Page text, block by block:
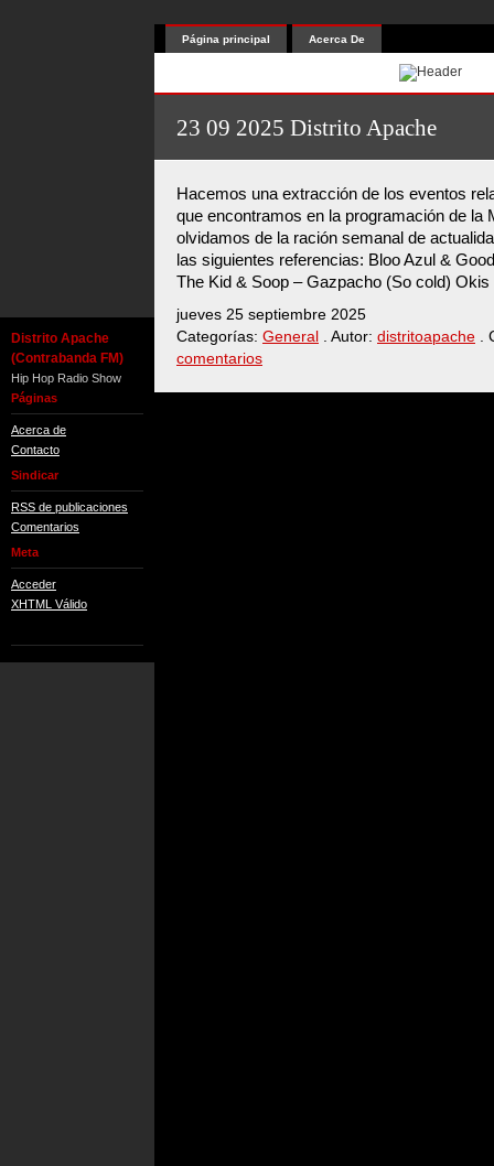
Distrito Apache
(Contrabanda FM)
Hip Hop Radio Show
Páginas
Acerca de
Contacto
Sindicar
RSS de publicaciones
Comentarios
Meta
Acceder
XHTML Válido
Página principal Acerca De
23 09 2025 Distrito Apache
Hacemos una extracción de los eventos
que encontramos en la programación de la
olvidamos de la ración semanal de
las siguientes referencias: Bloo Azul &
The Kid & Soop – Gazpacho (So cold)
jueves 25 septiembre 2025
Categorías: General . Autor: distritoapache .
comentarios